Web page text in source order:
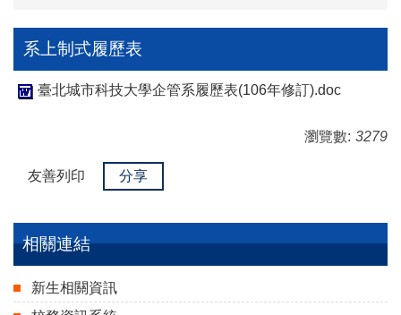
系上制式履歷表
臺北城市科技大學企管系履歷表(106年修訂).doc
瀏覽數: 3279
友善列印 分享
相關連結
新生相關資訊